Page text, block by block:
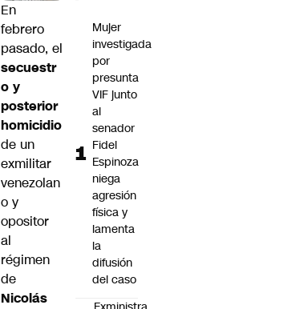
En
febrero
pasado, el
secuestr
o y
posterior
homicidio
de un
exmilitar
venezolan
o y
opositor
al
régimen
de
Nicolás
Mujer
investigada
por
presunta
VIF junto
al
senador
Fidel
Espinoza
niega
agresión
física y
lamenta
la
difusión
del caso